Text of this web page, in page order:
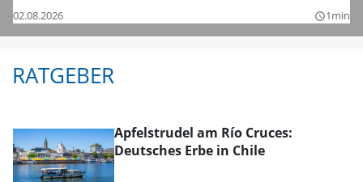
02.08.2026 query_builder1min
RATGEBER
Apfelstrudel am Río Cruces:
Deutsches Erbe in Chile